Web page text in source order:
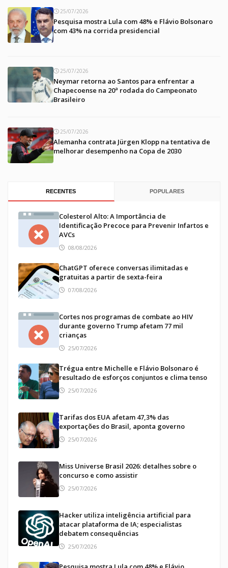
25/07/2026
Pesquisa mostra Lula com 48% e Flávio Bolsonaro
com 43% na corrida presidencial
25/07/2026
Neymar retorna ao Santos para enfrentar a
Chapecoense na 20ª rodada do Campeonato
Brasileiro
25/07/2026
Alemanha contrata Jürgen Klopp na tentativa de
melhorar desempenho na Copa de 2030
RECENTES POPULARES
Colesterol Alto: A Importância de
Identificação Precoce para Prevenir Infartos e
AVCs
08/08/2026
ChatGPT oferece conversas ilimitadas e
gratuitas a partir de sexta-feira
07/08/2026
Cortes nos programas de combate ao HIV
durante governo Trump afetam 77 mil
crianças
25/07/2026
Trégua entre Michelle e Flávio Bolsonaro é
resultado de esforços conjuntos e clima tenso
25/07/2026
Tarifas dos EUA afetam 47,3% das
exportações do Brasil, aponta governo
25/07/2026
Miss Universe Brasil 2026: detalhes sobre o
concurso e como assistir
25/07/2026
Hacker utiliza inteligência artificial para
atacar plataforma de IA; especialistas
debatem consequências
25/07/2026